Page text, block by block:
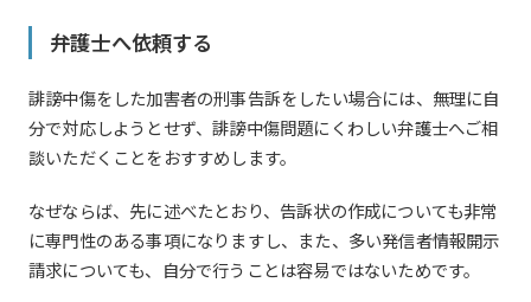
弁護士へ依頼する
誹謗中傷をした加害者の刑事告訴をしたい場合には、無理に自
分で対応しようとせず、誹謗中傷問題にくわしい弁護士へご相
談いただくことをおすすめします。
なぜならば、先に述べたとおり、告訴状の作成についても非常
に専門性のある事項になりますし、また、多い発信者情報開示
請求についても、自分で行うことは容易ではないためです。